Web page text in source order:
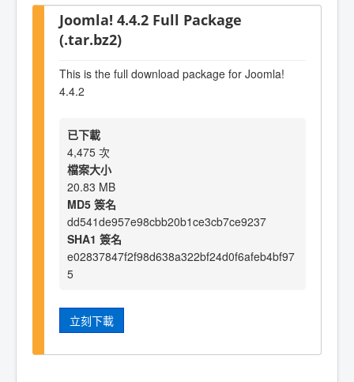
Joomla! 4.4.2 Full Package
(.tar.bz2)
This is the full download package for Joomla!
4.4.2
已下載
4,475 次
檔案大小
20.83 MB
MD5 簽名
dd541de957e98cbb20b1ce3cb7ce9237
SHA1 簽名
e02837847f2f98d638a322bf24d0f6afeb4bf97
5
立刻下載